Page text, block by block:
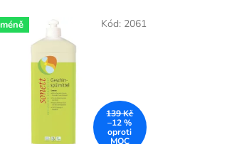
139 Kč
–12 %
Kód: 2061